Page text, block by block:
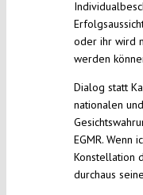
oder ihr wird
werden
Dialog statt
nationalen
EGMR. Wenn
Konstellation
durchaus